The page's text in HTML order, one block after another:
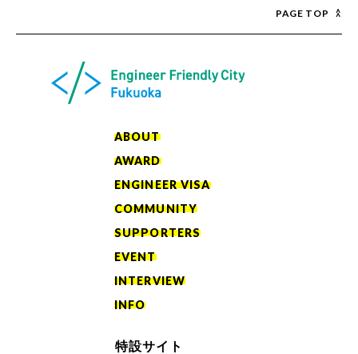
PAGE TOP
ABOUT
AWARD
ENGINEER VISA
COMMUNITY
SUPPORTERS
EVENT
INTERVIEW
INFO
特設サイト